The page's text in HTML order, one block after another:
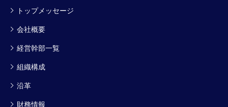
トップメッセージ
会社概要
経営幹部一覧
組織構成
沿革
財務情報